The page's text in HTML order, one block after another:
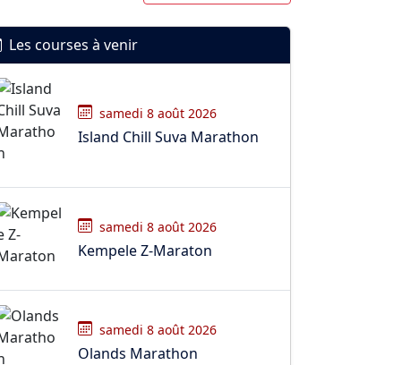
Les courses à venir
samedi 8 août 2026
Island Chill Suva Marathon
samedi 8 août 2026
Kempele Z-Maraton
samedi 8 août 2026
Olands Marathon